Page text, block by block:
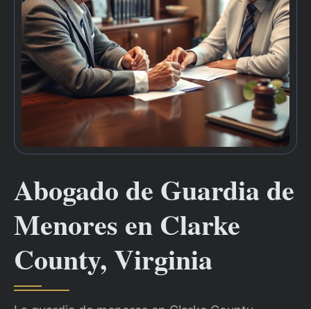
Abogado de Guardia de
Menores en Clarke
County, Virginia